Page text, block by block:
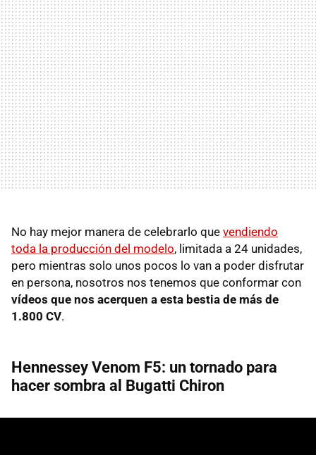
No hay mejor manera de celebrarlo que vendiendo
toda la producción del modelo, limitada a 24 unidades,
pero mientras solo unos pocos lo van a poder disfrutar
en persona, nosotros nos tenemos que conformar con
vídeos que nos acerquen a esta bestia de más de
1.800 CV.
Hennessey Venom F5: un tornado para
hacer sombra al Bugatti Chiron